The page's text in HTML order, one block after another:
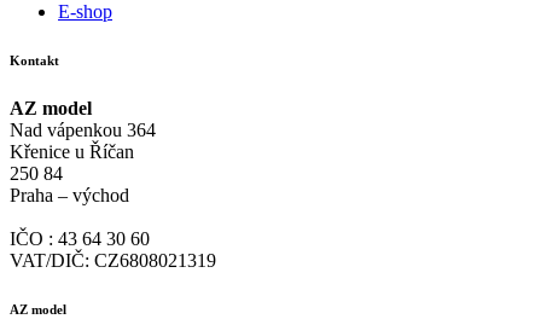
E-shop
Kontakt
AZ model
Nad vápenkou 364
Křenice u Říčan
250 84
Praha – východ
IČO : 43 64 30 60
VAT/DIČ: CZ6808021319
AZ model